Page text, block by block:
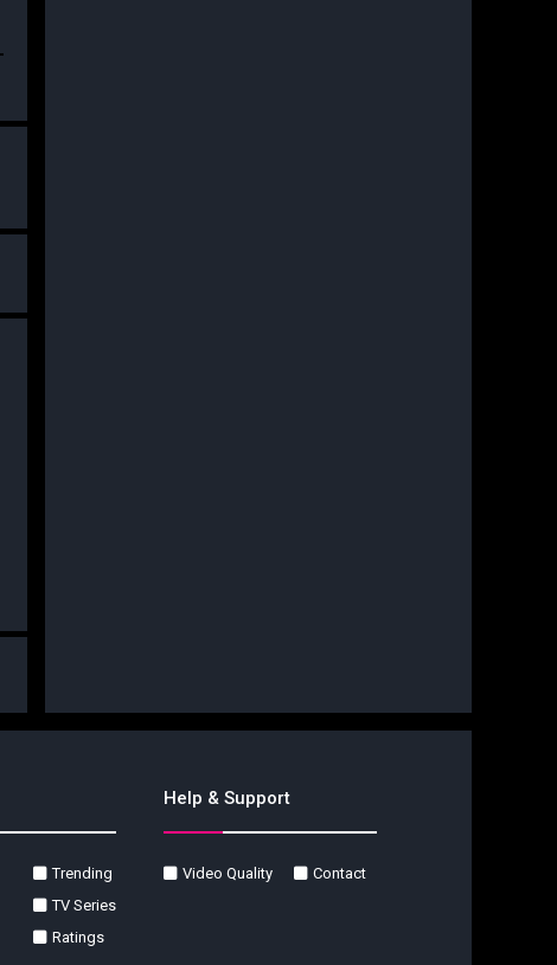
Trending
TV Series
Ratings
Help & Support
Video Quality Contact